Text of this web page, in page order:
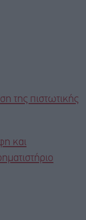
της πιστωτικής
και